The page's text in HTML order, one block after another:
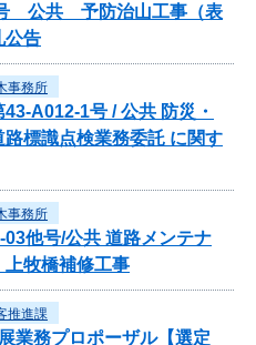
号 公共 予防治山工事（表
公告
事務所
A012-1号 / 公共 防災・
標識点検業務委託 に関す
事務所
03他号/公共 道路メンテナ
牧橋補修工事
推進課
業務プロポーザル【選定